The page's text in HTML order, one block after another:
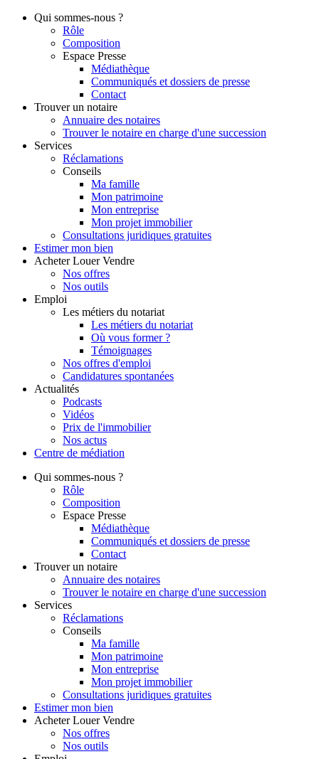
Qui sommes-nous ?
Rôle
Composition
Espace Presse
Médiathèque
Communiqués et dossiers de presse
Contact
Trouver un notaire
Annuaire des notaires
Trouver le notaire en charge d'une succession
Services
Réclamations
Conseils
Ma famille
Mon patrimoine
Mon entreprise
Mon projet immobilier
Consultations juridiques gratuites
Estimer mon bien
Acheter Louer Vendre
Nos offres
Nos outils
Emploi
Les métiers du notariat
Les métiers du notariat
Où vous former ?
Témoignages
Nos offres d'emploi
Candidatures spontanées
Actualités
Podcasts
Vidéos
Prix de l'immobilier
Nos actus
Centre de médiation
Qui sommes-nous ?
Rôle
Composition
Espace Presse
Médiathèque
Communiqués et dossiers de presse
Contact
Trouver un notaire
Annuaire des notaires
Trouver le notaire en charge d'une succession
Services
Réclamations
Conseils
Ma famille
Mon patrimoine
Mon entreprise
Mon projet immobilier
Consultations juridiques gratuites
Estimer mon bien
Acheter Louer Vendre
Nos offres
Nos outils